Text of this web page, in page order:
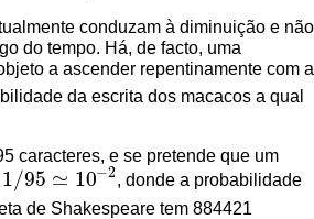
conduzam à diminuição e não
do tempo. Há, de facto, uma
a ascender repentinamente com a
da escrita dos macacos a qual
caracteres, e se pretende que um
1/95 ≃ 10−2
1/95≃ 10 −2
, donde a probabilidade
de Shakespeare tem 884421